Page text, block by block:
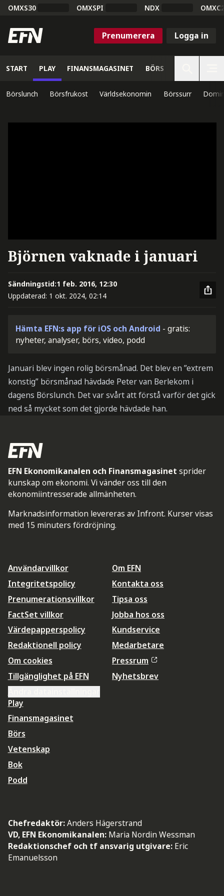
OMXS30 OMXSPI NDX
Prenumerera Logga in
START PLAY FINANSMAGASINET BÖRS
Börslunch Börsfrukost Världsekonomin Börssurr
Björnen vaknade i januari
Sändningstid:1 feb. 2016, 12:30
Uppdaterad: 1 okt. 2024, 02:14
Hämta EFN:s app för iOS och Android - gratis:
nyheter, analyser, börs, video, podd
Januari blev ingen rolig börsmånad. Det blev en ”extrem
konstig” börsmånad hävdade Peter van Berlekom i
dagens Börslunch. Det var svårt att förstå varför det gick
ned så mycket som det gjorde hävdade han.
EFN Ekonomikanalen och Finansmagasinet sprider
kunskap om ekonomi. Vi vänder oss till den
ekonomiintresserade allmänheten.
Marknadsinformation levereras av Infront. Kurser visas
med 15 minuters fördröjning.
Användarvillkor
Integritetspolicy
Prenumerationsvillkor
FactSet villkor
Värdepapperspolicy
Redaktionell policy
Om cookies
Tillgänglighet på EFN
Om EFN
Kontakta oss
Tipsa oss
Jobba hos oss
Kundservice
Medarbetare
Pressrum
Nyhetsbrev
Play
Finansmagasinet
Börs
Vetenskap
Bok
Podd
Chefredaktör:Anders Hägerstrand
VD, EFN Ekonomikanalen: Maria Nordin Wessman
Redaktionschef och tf ansvarig utgivare: Eric
Emanuelsson